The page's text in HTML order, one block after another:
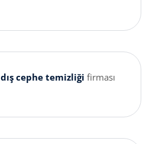
dış cephe temizliği firması